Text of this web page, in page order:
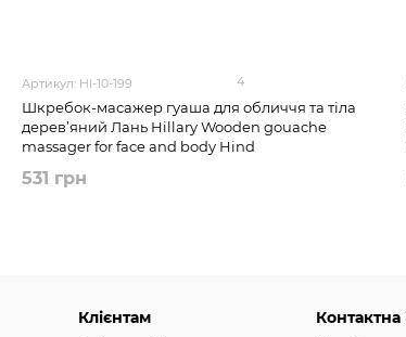
Артикул: HI-10-199 4
Шкребок-масажер гуаша для обличчя та тіла
дерев’яний Лань Hillary Wooden gouache
massager for face and body Hind
531 грн
Клієнтам Контактна